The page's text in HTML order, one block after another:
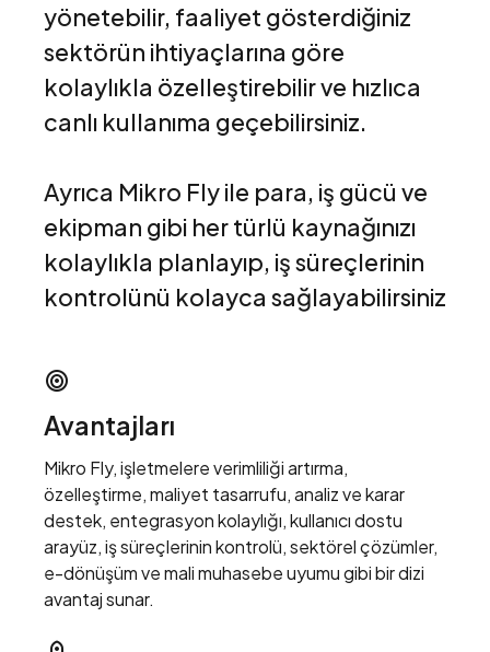
yönetebilir, faaliyet gösterdiğiniz
sektörün ihtiyaçlarına göre
kolaylıkla özelleştirebilir ve hızlıca
canlı kullanıma geçebilirsiniz.
Ayrıca Mikro Fly ile para, iş gücü ve
ekipman gibi her türlü kaynağınızı
kolaylıkla planlayıp, iş süreçlerinin
kontrolünü kolayca sağlayabilirsiniz
Avantajları
Mikro Fly, işletmelere verimliliği artırma,
özelleştirme, maliyet tasarrufu, analiz ve karar
destek, entegrasyon kolaylığı, kullanıcı dostu
arayüz, iş süreçlerinin kontrolü, sektörel çözümler,
e-dönüşüm ve mali muhasebe uyumu gibi bir dizi
avantaj sunar.